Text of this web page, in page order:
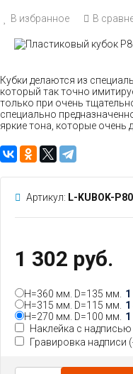
В избранное В
Кубки делаются из
который так точно
только при очень
специально
яркие тона, которые очень
Артикул: L-KUBOK-
1 302 руб.
H=360 мм. D=135 мм.
1
H=315 мм. D=115 мм.
1
H=270 мм. D=100 мм.
1
Наклейка с надписью
Гравировка надписи